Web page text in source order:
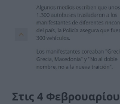
Στις 4